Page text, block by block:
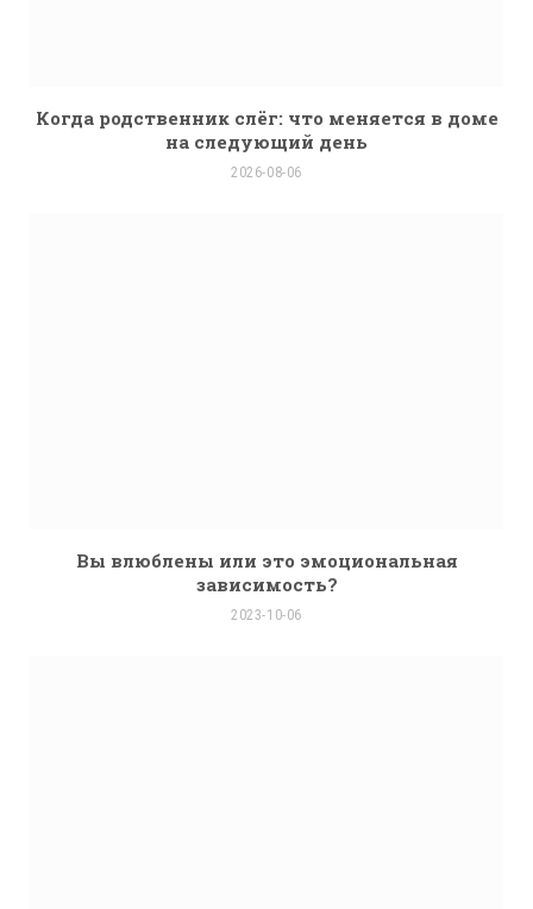
Когда родственник слёг: что меняется в доме
на следующий день
2026-08-06
Вы влюблены или это эмоциональная
зависимость?
2023-10-06